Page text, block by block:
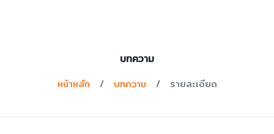
บทความ
หน้าหลัก / บทความ / รายละเอียด